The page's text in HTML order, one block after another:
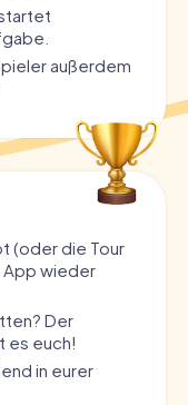
außerdem
(oder die Tour
wieder
Der
es euch!
in eurer